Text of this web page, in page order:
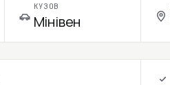
КУЗОВ
Мінівен